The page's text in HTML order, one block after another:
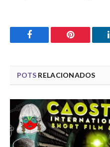
Facebook Pinterest
POTS RELACIONADOS